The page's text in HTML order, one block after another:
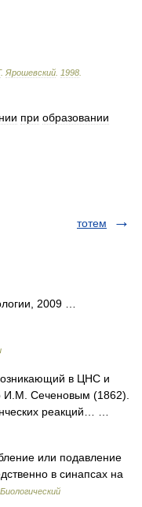
. Ярошевский 1998
при образовании
тотем
2009 …
в ЦНС и
И.М. Сеченовым (1862).
реакций… …
или подавление
в синапсах на
Биологический